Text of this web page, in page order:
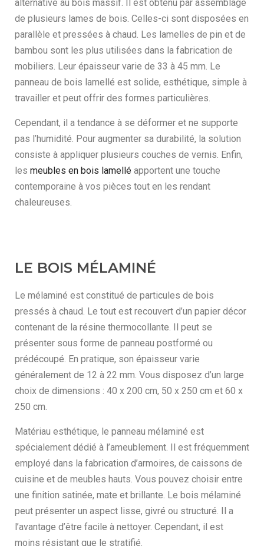
alternative au bois massif. Il est obtenu par assemblage
de plusieurs lames de bois. Celles-ci sont disposées en
parallèle et pressées à chaud. Les lamelles de pin et de
bambou sont les plus utilisées dans la fabrication de
mobiliers. Leur épaisseur varie de 33 à 45 mm. Le
panneau de bois lamellé est solide, esthétique, simple à
travailler et peut offrir des formes particulières.
Cependant, il a tendance à se déformer et ne supporte
pas l’humidité. Pour augmenter sa durabilité, la solution
consiste à appliquer plusieurs couches de vernis. Enfin,
les meubles en bois lamellé apportent une touche
contemporaine à vos pièces tout en les rendant
chaleureuses.
LE BOIS MÉLAMINÉ
Le mélaminé est constitué de particules de bois
pressés à chaud. Le tout est recouvert d’un papier décor
contenant de la résine thermocollante. Il peut se
présenter sous forme de panneau postformé ou
prédécoupé. En pratique, son épaisseur varie
généralement de 12 à 22 mm. Vous disposez d’un large
choix de dimensions : 40 x 200 cm, 50 x 250 cm et 60 x
250 cm.
Matériau esthétique, le panneau mélaminé est
spécialement dédié à l’ameublement. Il est fréquemment
employé dans la fabrication d’armoires, de caissons de
cuisine et de meubles hauts. Vous pouvez choisir entre
une finition satinée, mate et brillante. Le bois mélaminé
peut présenter un aspect lisse, givré ou structuré. Il a
l’avantage d’être facile à nettoyer. Cependant, il est
moins résistant que le stratifié.